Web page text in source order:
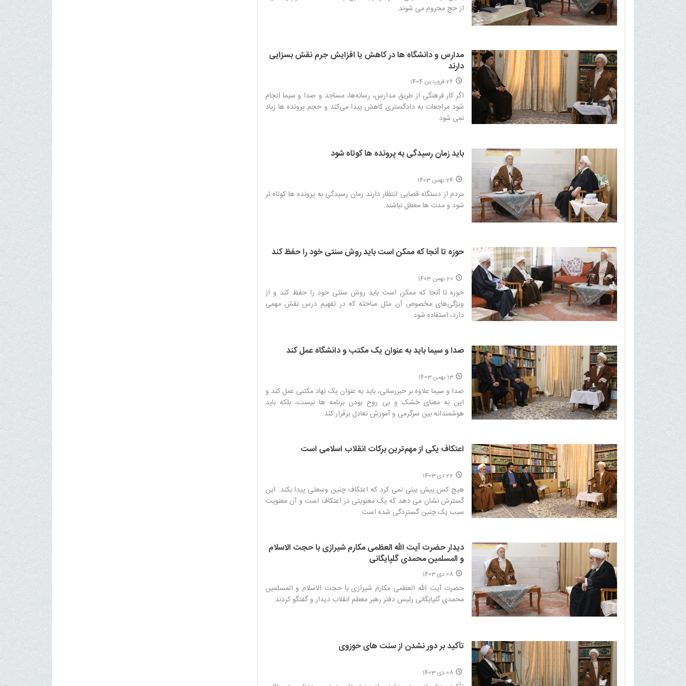
از حج محروم می شوند.‌
مدارس و دانشگاه ها در کاهش یا افزایش جرم نقش بسزایی
دارند
26 فروردین 1404
اگر کار فرهنگی از طریق مدارس، رسانه‌ها، مساجد و صدا و سیما انجام
شود مراجعات به دادگستری کاهش پیدا می‌کند و حجم پرونده ها زیاد
نمی شود‌
باید زمان رسیدگی به پرونده ها کوتاه شود
24 بهمن 1403
مردم از دستگاه قضایی انتظار دارند زمان رسیدگی به پرونده ها کوتاه تر
شود و مدت ها معطل نباشند.‌
حوزه تا آنجا که ممکن است باید روش سنتی خود را حفظ کند
20 بهمن 1403
حوزه تا آنجا که ممکن است باید روش سنتی خود را حفظ کند و از
ویژگی‌های مخصوص آن مثل مباحثه که در تفهیم درس نقش مهمی
دارد، استفاده شود.‌
صدا و سیما باید به عنوان یک مکتب و دانشگاه عمل کند
13 بهمن 1403
صدا و سیما علاوه بر خبررسانی، باید به عنوان یک نهاد مکتبی عمل کند و
این به معنای خشک و بی روح بودن برنامه ها نیست، بلکه باید
هوشمندانه بین سرگرمی و آموزش تعادل برقرار کند.‌
اعتکاف یکی از مهم‌ترین برکات انقلاب اسلامی است
22 دی 1403
هیچ کس پیش بینی نمی کرد که اعتکاف چنین وسعتی پیدا بکند. این
گسترش نشان می دهد که یک معنویتی در اعتکاف است و آن معنویت
سبب یک چنین گستردگی شده است.‌
دیدار حضرت آیت الله العظمی مکارم شیرازی با حجت الاسلام
و المسلمین محمدی گلپایگانی
08 دی 1403
حضرت آیت الله العظمی مکارم شیرازی با حجت الاسلام و المسلمین
محمدی گلپایگانی رئیس دفتر رهبر معظم انقلاب دیدار و گفتگو کردند.‌
تأکید بر دور نشدن از سنت های حوزوی
08 دی 1403